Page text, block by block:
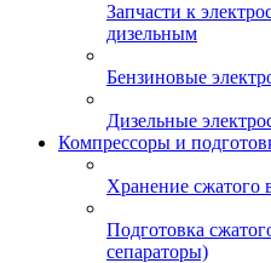
Запчасти к
дизельным
Бензиновые
Дизельные
Компрессоры и
Хранение сжатого
Подготовка
сепараторы)